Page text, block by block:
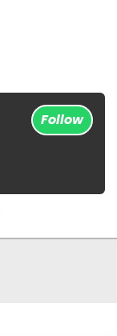
Follow